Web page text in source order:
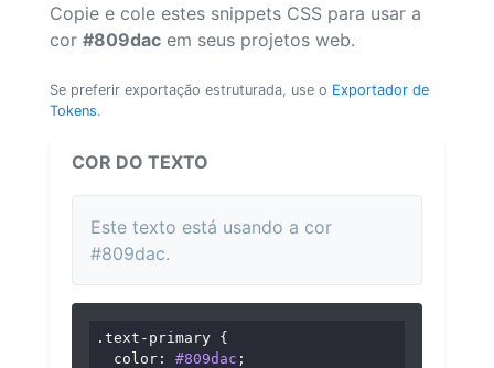
Copie e cole estes snippets CSS para usar a
cor #809dac em seus projetos web.
Se preferir exportação estruturada, use o Exportador de
Tokens.
COR DO TEXTO
Este texto está usando a cor
#809dac.
.text-primary {
color : #809dac ;